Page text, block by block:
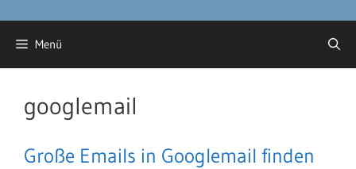
Menü
googlemail
Große Emails in Googlemail finden